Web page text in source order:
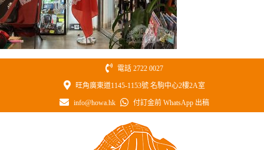
電話 2722 0027
旺角廣東道1145-1153號 名駒中心2樓2A室
info@howa.hk 付訂金前 WhatsApp 出稿